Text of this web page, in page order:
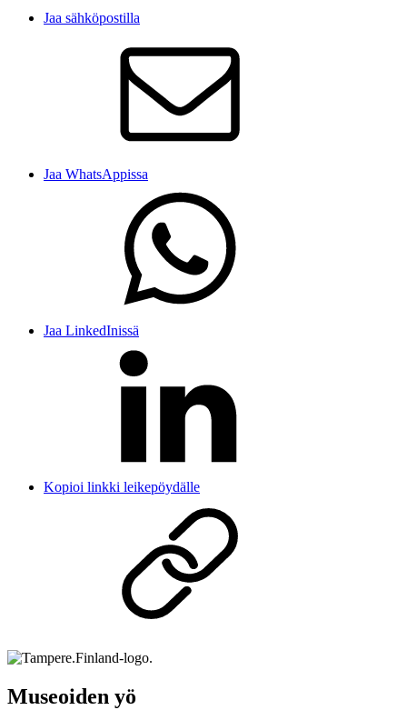
Jaa sähköpostilla
Jaa WhatsAppissa
Jaa LinkedInissä
Kopioi linkki leikepöydälle
Museoiden yö